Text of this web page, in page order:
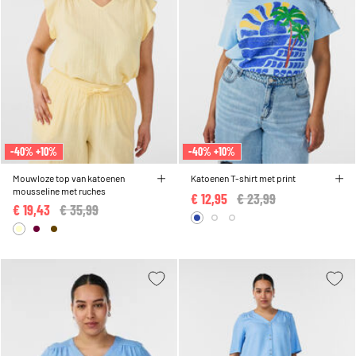
-40% +10%
Mouwloze top van katoenen
mousseline met ruches
Price reduced from
€ 35,99
€ 19,43
-40% +10%
Katoenen T-shirt met print
Price reduced from
€ 23,99
€ 12,95